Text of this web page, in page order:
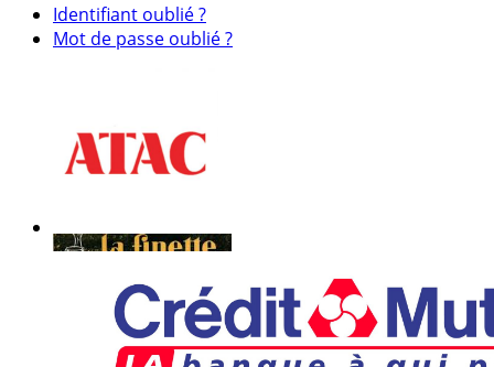
Identifiant oublié ?
Mot de passe oublié ?